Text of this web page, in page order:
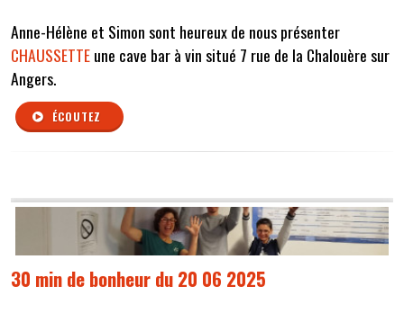
Anne-Hélène et Simon sont heureux de nous présenter
CHAUSSETTEune cave bar à vin situé 7 rue de la Chalouère sur
Angers.
ÉCOUTEZ
30 min de bonheur du 20 06 2025